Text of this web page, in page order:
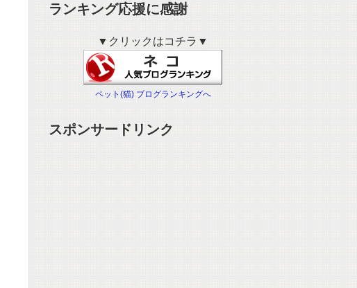
ランキング応援に感謝
▼クリックはコチラ▼
ペット(猫) ブログランキングへ
スポンサードリンク